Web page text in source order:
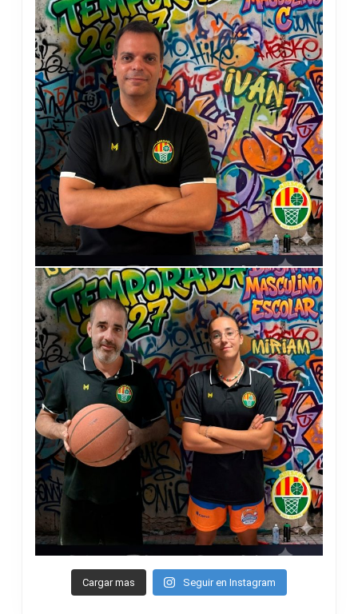
Cargar mas Seguir en Instagram